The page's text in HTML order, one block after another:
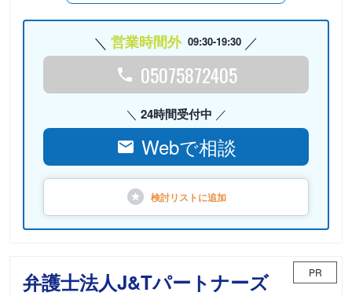
営業時間外 09:30-19:30
05075872405
24時間受付中
Webで相談
検討リストに追加
弁護士法人J&Tパートナーズ PR